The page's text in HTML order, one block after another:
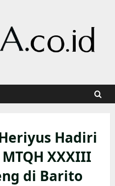
Hadiri
XXXIII
di Barito